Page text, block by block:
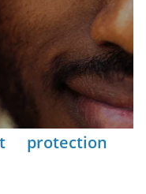
protection